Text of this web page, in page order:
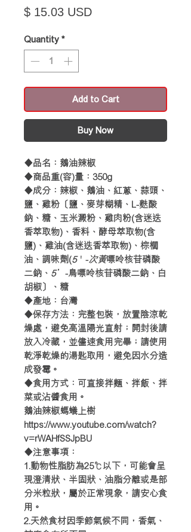
$ 15.03 USDPrice
Quantity *
Add to Cart
Buy Now
◆品名：鵝油辣椒
◆商品重(容)量：350g
◆成分：辣椒、鵝油、紅蔥、蒜頭、
鹽、雞粉〔鹽、麥芽糊精、L-麩酸
鈉、糖、玉米澱粉、雞肉粉(含迷迭
香萃取物)、香料、酵母萃取物(含
鹽)、雞油(含迷迭香萃取物)、棕櫚
油、調味劑(5＇-次黃嘌呤核苷磷酸
二鈉、 5’-鳥嘌呤核苷磷酸二鈉、白
胡椒〕、糖
◆產地：台灣
◆保存方法：完整包裝，放置陰涼乾
燥處，避免高溫陽光直射；開封後請
放入冷藏，並儘速食用完畢；請使用
乾淨乾燥的湯匙取用，避免因水分造
成發霉。
◆食用方式：可直接拌麵、拌飯、拌
菜或沾醬食用。
鵝油辣椒螞蟻上樹
https://www.youtube.com/watch?
v=rWAHfSSJpBU
◆注意事項：
1.動物性脂肪為25℃以下，可能會呈
現澄清狀、半固狀、油脂分離或是部
分米粒狀，屬於正常現象，請安心食
用。
2.天然食材因季節氣候不同，香氣、